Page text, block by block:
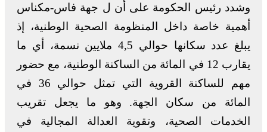
وشدد رئيس الحكومة على أن ل جهة فاس-مكناس
أهمية خاصة داخل المنظومة الصحية الوطنية، إذ
يبلغ عدد سكانها حوالي 4,5 ملايين نسمة، أي ما
يقارب 12 في المائة من الساكنة الوطنية، مع حضور
مهم للساكنة القروية التي تمثل حوالي 36 في
المائة من سكان الجهة. وهو ما يجعل تقريب
الخدمات الصحية، وتقوية العدالة المجالية في